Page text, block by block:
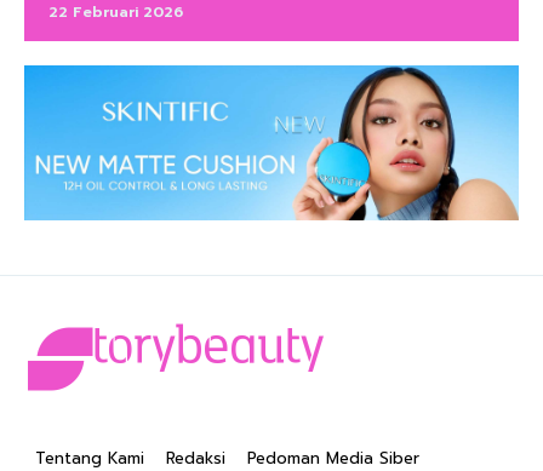
22 Februari 2026
Tentang Kami Redaksi Pedoman Media Siber